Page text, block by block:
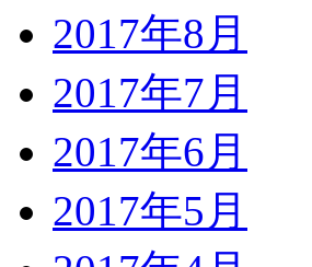
2017年8月
2017年7月
2017年6月
2017年5月